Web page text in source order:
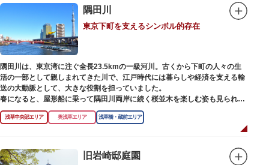
隅田川
東京下町を支えるシンボル的存在
隅田川は、東京湾に注ぐ全長23.5kmの一級河川。古くから下町の人々の生
活の一部として親しまれてきた川で、江戸時代には暮らしや経済を支える輸
送の大動脈として、大きな役割を担っていました。
春になると、屋形船に乗って隅田川両岸に続く桜並木を楽しむ姿も見られ、
東京スカイツリーとのコラボレーションも、まさに絵になる光景です。ま
た、毎年7月の最終土曜日に開催される「隅田川花火大会」は、東京の夏の
川沿いには「隅田川テラス」と呼ばれる遊歩道も整備されています。心地よ
浅草中央部エリア 奥浅草エリア 浅草橋・蔵前エリア
旧岩崎邸庭園